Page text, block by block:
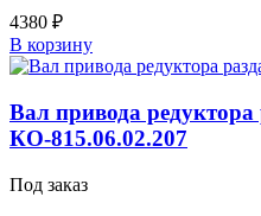
транспортера
4380 ₽
Количество
товара
ведомая
КДМ-130Б
11.12.000
14
В корзину
Вал привода редуктора
КО-815.06.02.207
Под заказ